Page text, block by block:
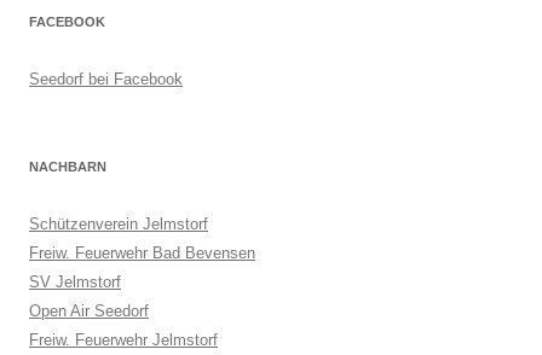
FACEBOOK
Seedorf bei Facebook
NACHBARN
Schützenverein Jelmstorf
Freiw. Feuerwehr Bad Bevensen
SV Jelmstorf
Open Air Seedorf
Freiw. Feuerwehr Jelmstorf